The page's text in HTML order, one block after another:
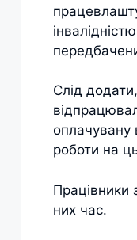
Слід
оплачувану
роботи на
Працівники
них час.